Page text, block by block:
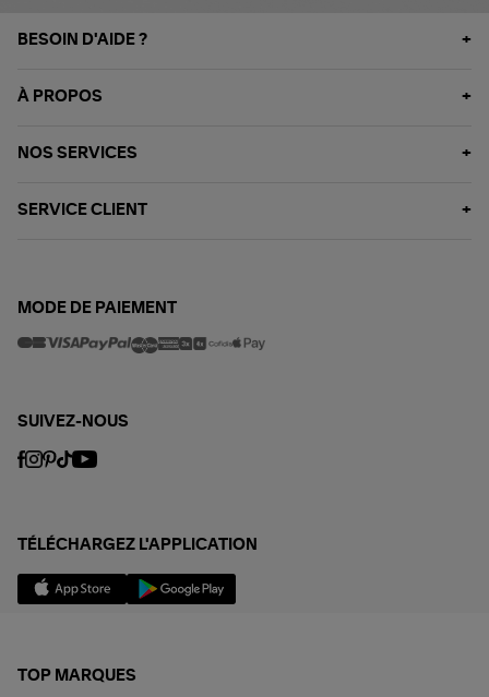
BESOIN D'AIDE ?
À PROPOS
NOS SERVICES
SERVICE CLIENT
MODE DE PAIEMENT
SUIVEZ-NOUS
TÉLÉCHARGEZ L'APPLICATION
TOP MARQUES